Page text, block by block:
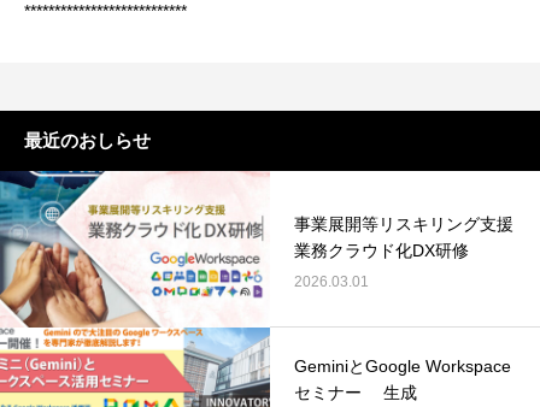
***************************
最近のおしらせ
事業展開等リスキリング支援
業務クラウド化DX研修
2026.03.01
GeminiとGoogle Workspace
セミナー 生成